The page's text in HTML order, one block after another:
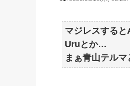
マジレスする
Uruとか…
まぁ青山テル